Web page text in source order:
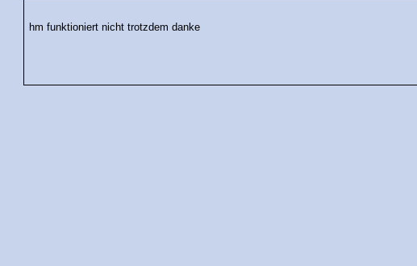
hm funktioniert nicht trotzdem danke